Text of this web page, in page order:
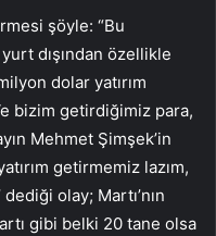
şöyle: “Bu
dışından özellikle
dolar yatırım
bizim getirdiğimiz para,
Mehmet Şimşek’in
getirmemiz lazım,
olay; Martı’nın
gibi belki 20 tane olsa